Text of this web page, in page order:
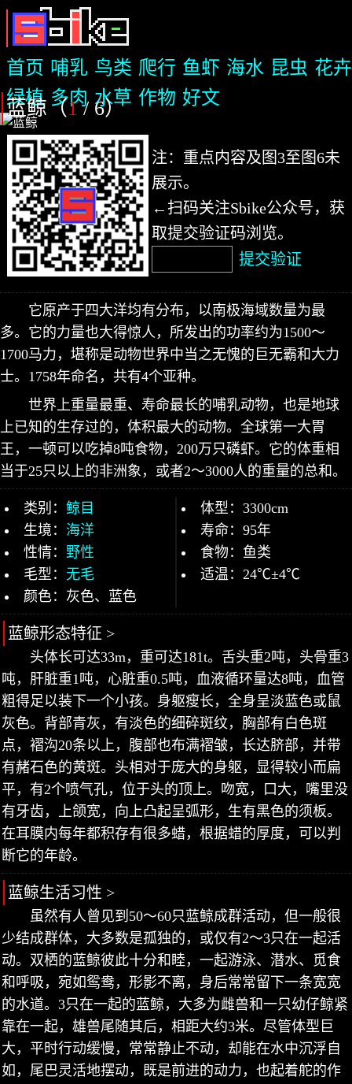
首页 哺乳 鸟类 爬行 鱼虾 海水 昆虫 花卉
绿植 多肉 水草 作物 好文
蓝鲸（1/ 6）
注：重点内容及图3至图6未
展示。
←扫码关注Sbike公众号，获
取提交验证码浏览。
提交验证
它原产于四大洋均有分布，以南极海域数量为最
多。它的力量也大得惊人，所发出的功率约为1500～
1700马力，堪称是动物世界中当之无愧的巨无霸和大力
士。1758年命名，共有4个亚种。
世界上重量最重、寿命最长的哺乳动物，也是地球
上已知的生存过的，体积最大的动物。全球第一大胃
王，一顿可以吃掉8吨食物，200万只磷虾。它的体重相
当于25只以上的非洲象，或者2～3000人的重量的总和。
类别： 鲸目
生境： 海洋
性情： 野性
毛型： 无毛
颜色：灰色、蓝色
体型：3300cm
寿命：95年
食物：鱼类
适温：24℃±4℃
蓝鲸形态特征 >
头体长可达33m，重可达181t。舌头重2吨，头骨重3
吨，肝脏重1吨，心脏重0.5吨，血液循环量达8吨，血管
粗得足以装下一个小孩。身躯瘦长，全身呈淡蓝色或鼠
灰色。背部青灰，有淡色的细碎斑纹，胸部有白色斑
点，褶沟20条以上，腹部也布满褶皱，长达脐部，并带
有赭石色的黄斑。头相对于庞大的身躯，显得较小而扁
平，有2个喷气孔，位于头的顶上。吻宽，口大，嘴里没
有牙齿，上颌宽，向上凸起呈弧形，生有黑色的须板。
在耳膜内每年都积存有很多蜡，根据蜡的厚度，可以判
断它的年龄。
蓝鲸生活习性 >
虽然有人曾见到50～60只蓝鲸成群活动，但一般很
少结成群体，大多数是孤独的，或仅有2～3只在一起活
动。双栖的蓝鲸彼此十分和睦，一起游泳、潜水、觅食
和呼吸，宛如鸳鸯，形影不离，身后常常留下一条宽宽
的水道。3只在一起的蓝鲸，大多为雌兽和一只幼仔鲸紧
靠在一起，雄兽尾随其后，相距大约3米。尽管体型巨
大，平时行动缓慢，常常静止不动，却能在水中沉浮自
如，尾巴灵活地摆动，既是前进的动力，也起着舵的作